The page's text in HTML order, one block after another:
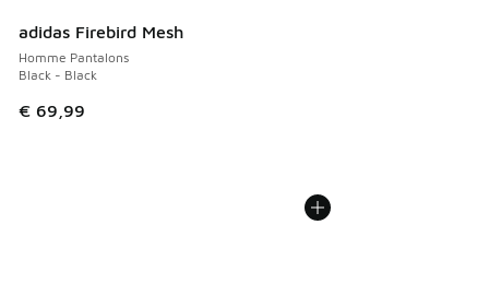
adidas Firebird Mesh
Homme Pantalons
Black - Black
€ 69,99